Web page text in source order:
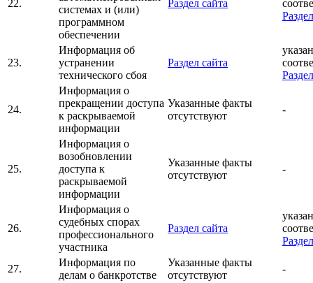
22.
системах и (или)
программном
обеспечении
Раздел сайта
23.
Информация об
устранении
технического сбоя
Раздел сайта
24.
Информация о
прекращении доступа
к раскрываемой
информации
Указанные факты
отсутствуют
-
25.
Информация о
возобновлении
доступа к
раскрываемой
информации
Указанные факты
отсутствуют
-
26.
Информация о
судебных спорах
профессионального
участника
Раздел сайта
27.
Информация по
делам о банкротстве
Указанные факты
отсутствуют
-